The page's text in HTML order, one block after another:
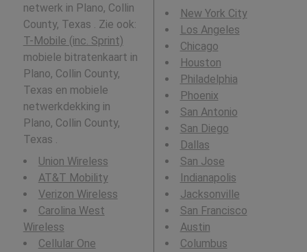
netwerk in Plano, Collin
County, Texas . Zie ook:
T-Mobile (inc. Sprint)
mobiele bitratenkaart in
Plano, Collin County,
Texas en mobiele
netwerkdekking in
Plano, Collin County,
Texas .
Union Wireless
AT&T Mobility
Verizon Wireless
Carolina West
Wireless
Cellular One
New York City
Los Angeles
Chicago
Houston
Philadelphia
Phoenix
San Antonio
San Diego
Dallas
San Jose
Indianapolis
Jacksonville
San Francisco
Austin
Columbus